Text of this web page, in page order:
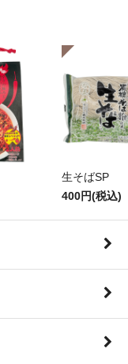
生そばSP
400円(税込)